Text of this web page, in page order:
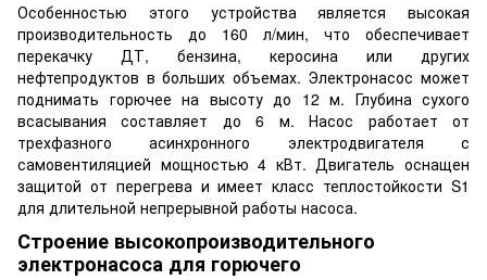
Особенностью этого устройства является высокая
производительность до 160 л/мин, что обеспечивает
перекачку ДТ, бензина, керосина или других
нефтепродуктов в больших объемах. Электронасос может
поднимать горючее на высоту до 12 м. Глубина сухого
всасывания составляет до 6 м. Насос работает от
трехфазного асинхронного электродвигателя с
самовентиляцией мощностью 4 кВт. Двигатель оснащен
защитой от перегрева и имеет класс теплостойкости S1
для длительной непрерывной работы насоса.
Строение высокопроизводительного
электронасоса для горючего